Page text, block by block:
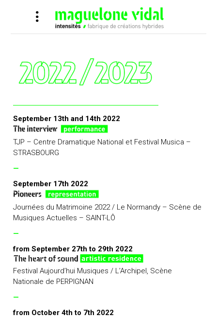
September 13th and 14th 2022
TJP – Centre Dramatique National et Festival Musica –
STRASBOURG
—
September 17th 2022
Journées du Matrimoine 2022 / Le Normandy – Scène de
Musiques Actuelles – SAINT-LÔ
—
from September 27th to 29th 2022
Festival Aujourd’hui Musiques / L’Archipel, Scène
Nationale de PERPIGNAN
—
from October 4th to 7th 2022